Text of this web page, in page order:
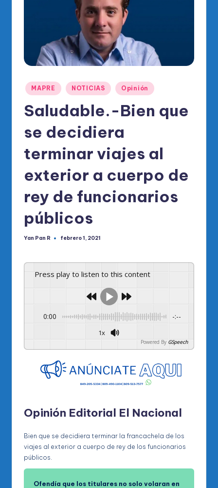
O
al
el
R
M
Publicado
en
MAPRE NOTICIAS Opinión
Saludable.-Bien que
se decidiera
terminar viajes al
exterior a cuerpo de
rey de funcionarios
públicos
Publicado
Yan Pan R febrero 1, 2021
Press play to listen to this content
0:00 -:--
1x
Powered By GSpeech
Opinión Editorial El Nacional
Bien que se decidiera terminar la francachela de los
viajes al exterior a cuerpo de rey de los funcionarios
públicos.
Ofendía que los titulares no solo volaran en